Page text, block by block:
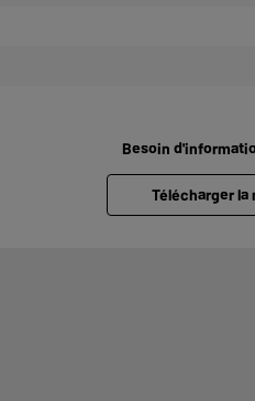
Besoin
Télécharger